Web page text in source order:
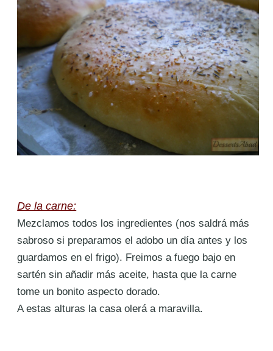
De la carne:
Mezclamos todos los ingredientes (nos saldrá más
sabroso si preparamos el adobo un día antes y los
guardamos en el frigo). Freimos a fuego bajo en
sartén sin añadir más aceite, hasta que la carne
tome un bonito aspecto dorado.
A estas alturas la casa olerá a maravilla.